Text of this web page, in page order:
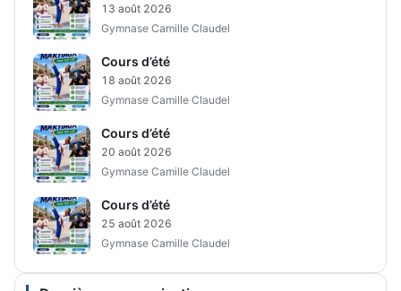
13 août 2026
Gymnase Camille Claudel
Cours d’été
18 août 2026
Gymnase Camille Claudel
Cours d’été
20 août 2026
Gymnase Camille Claudel
Cours d’été
25 août 2026
Gymnase Camille Claudel